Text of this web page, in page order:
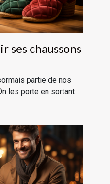
ses chaussons
partie de nos
les porte en sortant